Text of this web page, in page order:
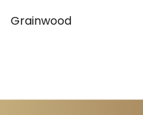
Grainwood